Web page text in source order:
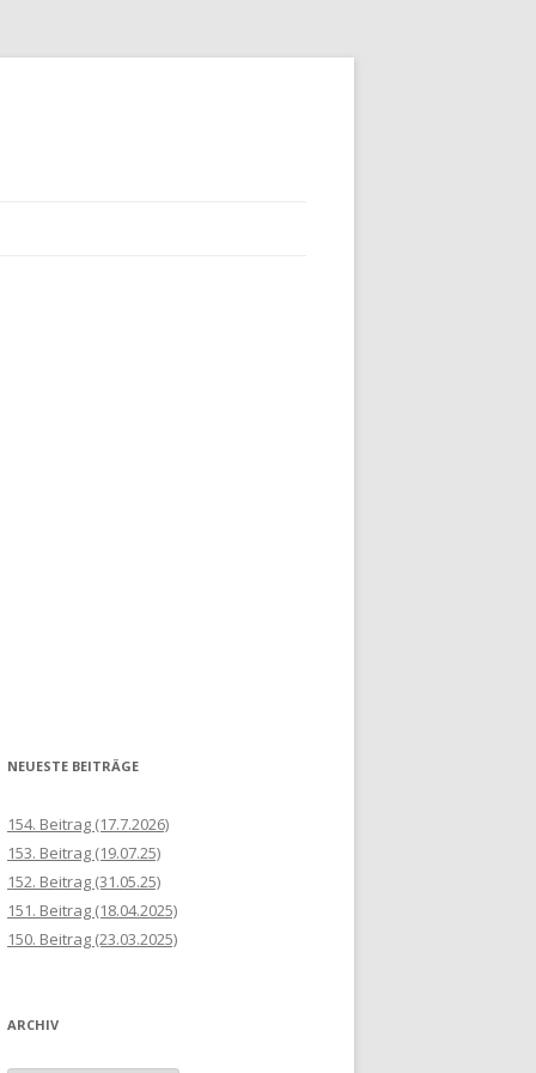
NEUESTE BEITRÄGE
154. Beitrag (17.7.2026)
153. Beitrag (19.07.25)
152. Beitrag (31.05.25)
151. Beitrag (18.04.2025)
150. Beitrag (23.03.2025)
ARCHIV